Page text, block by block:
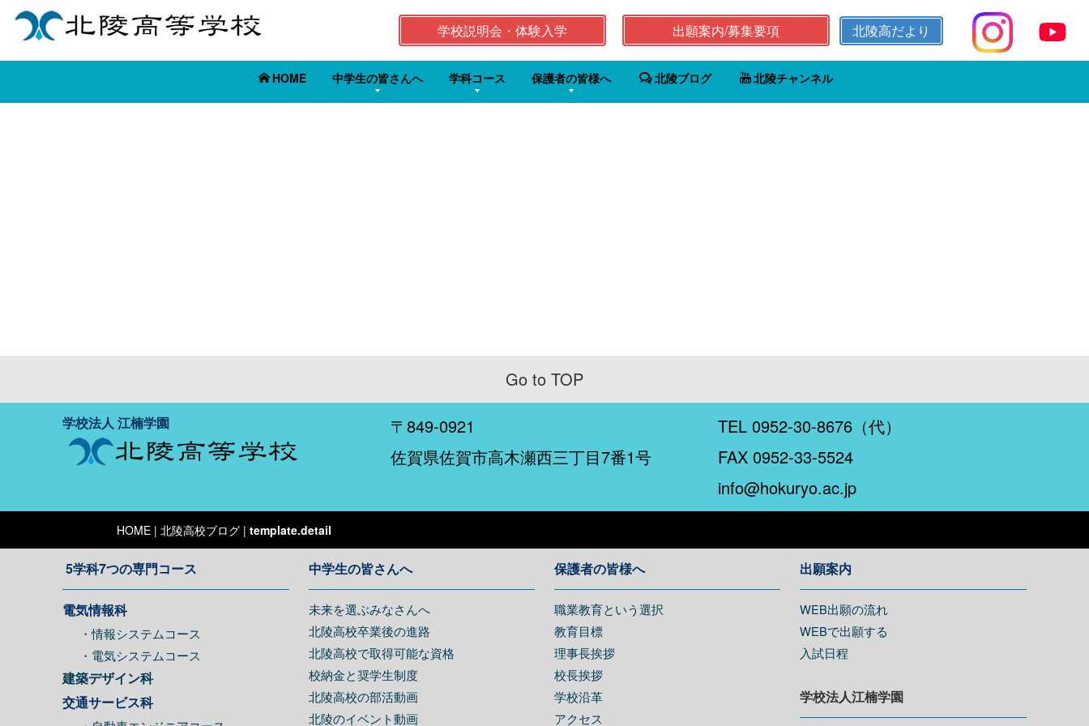
学校説明会・体験入学 出願案内/募集要項 北陵高だより
HOME 中学生の皆さんへ 学科コース 保護者の皆様へ 北陵ブログ 北陵チャンネル
Go to TOP
学校法人 江楠学園
〒849-0921
佐賀県佐賀市高木瀬西三丁目7番1号
TEL 0952-30-8676（代）
FAX 0952-33-5524
info@hokuryo.ac.jp
HOME | 北陵高校ブログ |template.detail
5学科7つの専門コース
電気情報科
・情報システムコース
・電気システムコース
建築デザイン科
交通サービス科
中学生の皆さんへ
未来を選ぶみなさんへ
北陵高校卒業後の進路
北陵高校で取得可能な資格
校納金と奨学生制度
北陵高校の部活動画
北陵のイベント動画
保護者の皆様へ
職業教育という選択
教育目標
理事長挨拶
校長挨拶
学校沿革
アクセス
出願案内
WEB出願の流れ
WEBで出願する
入試日程
学校法人江楠学園